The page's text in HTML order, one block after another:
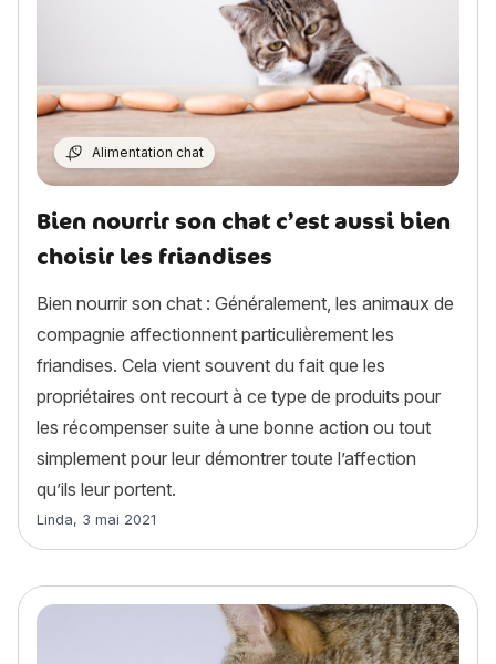
Alimentation chat
Bien nourrir son chat c’est aussi bien
choisir les friandises
Bien nourrir son chat : Généralement, les animaux de
compagnie affectionnent particulièrement les
friandises. Cela vient souvent du fait que les
propriétaires ont recourt à ce type de produits pour
les récompenser suite à une bonne action ou tout
simplement pour leur démontrer toute l’affection
qu’ils leur portent.
Article rédigé par
Linda, 3 mai 2021